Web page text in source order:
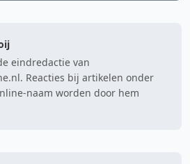
eindredactie van
Reacties bij artikelen onder
naam worden door hem